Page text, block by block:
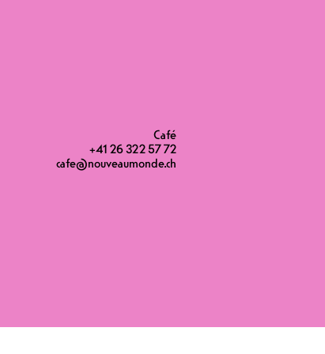
Café
+41 26 322 57 72
cafe@nouveaumonde.ch